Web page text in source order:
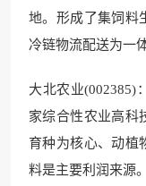
地。形成了集饲料
冷链物流配送为一
大北农业(002385)
家综合性农业高科
育种为核心、动植
料是主要利润来源。